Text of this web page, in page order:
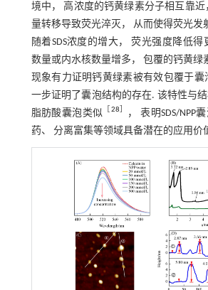
境中， 高浓度的钙黄绿素分子相互靠
量转移导致荧光淬灭， 从而使得荧光发
随着SDS浓度的增大， 荧光强度降低
数量或内水核数量增多， 包覆的钙黄绿
现象有力证明钙黄绿素被有效包覆于囊
一步证明了囊泡结构的存在. 该特性与
脂肪酸囊泡类似
［28］
， 表明SDS/NPP
药、 分离富集等领域具备潜在的应用价